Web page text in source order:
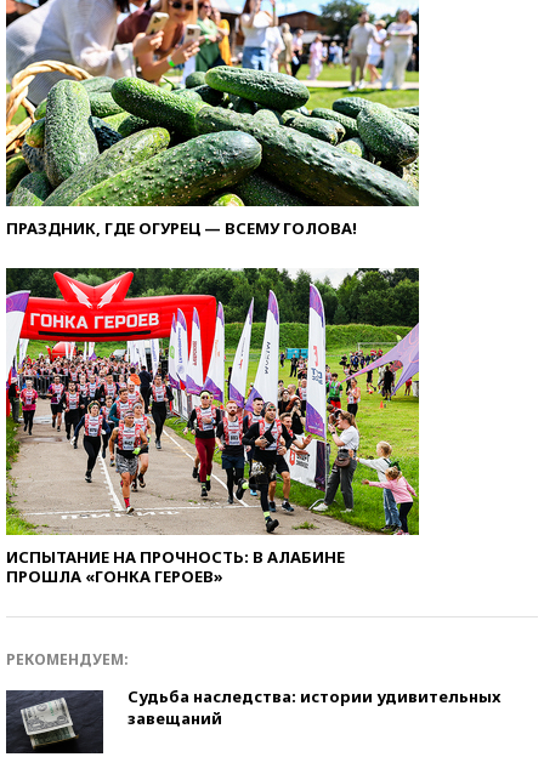
ПРАЗДНИК, ГДЕ ОГУРЕЦ — ВСЕМУ ГОЛОВА!
ИСПЫТАНИЕ НА ПРОЧНОСТЬ: В АЛАБИНЕ
ПРОШЛА «ГОНКА ГЕРОЕВ»
РЕКОМЕНДУЕМ:
Судьба наследства: истории удивительных
завещаний